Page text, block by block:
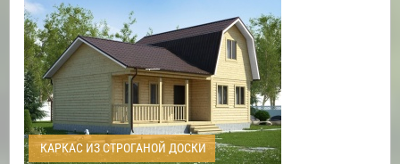
КАРКАС ИЗ СТРОГАНОЙ ДОСКИ